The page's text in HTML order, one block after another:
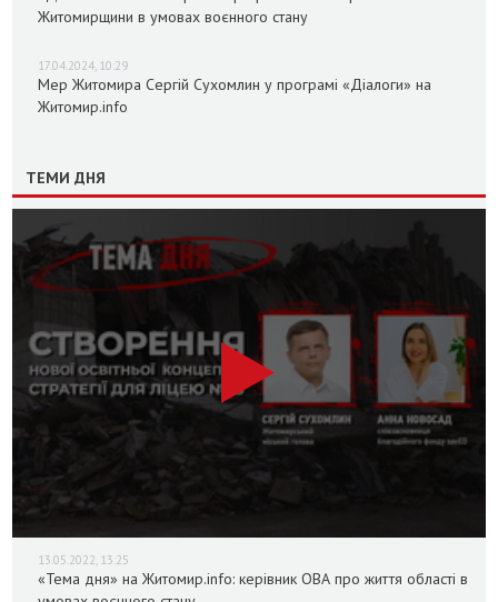
Житомирщини в умовах воєнного стану
17.04.2024, 10:29
Мер Житомира Сергій Сухомлин у програмі «Діалоги» на
Житомир.info
ТЕМИ ДНЯ
13.05.2022, 13:25
«Тема дня» на Житомир.info: керівник ОВА про життя області в